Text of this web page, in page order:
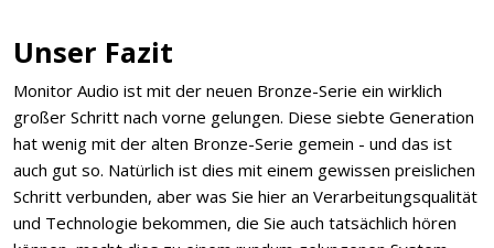
Unser Fazit
Monitor Audio ist mit der neuen Bronze-Serie ein wirklich
großer Schritt nach vorne gelungen. Diese siebte Generation
hat wenig mit der alten Bronze-Serie gemein - und das ist
auch gut so. Natürlich ist dies mit einem gewissen preislichen
Schritt verbunden, aber was Sie hier an Verarbeitungsqualität
und Technologie bekommen, die Sie auch tatsächlich hören